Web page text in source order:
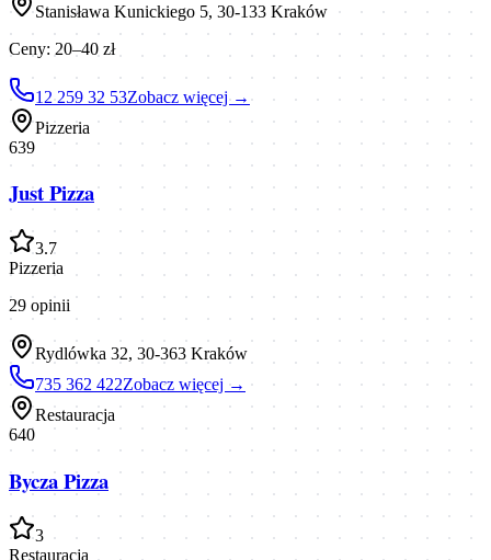
Stanisława Kunickiego 5, 30-133 Kraków
Ceny: 20–40 zł
12 259 32 53Zobacz więcej →
Pizzeria
639
Just Pizza
3.7
Pizzeria
29 opinii
Rydlówka 32, 30-363 Kraków
735 362 422Zobacz więcej →
Restauracja
640
Bycza Pizza
3
Restauracja